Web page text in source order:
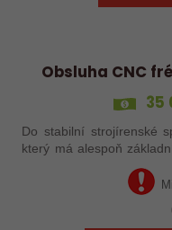
Obsluha CNC
35
Do stabilní strojírenské
který má alespoň
technické
zkušeností – důležité je,